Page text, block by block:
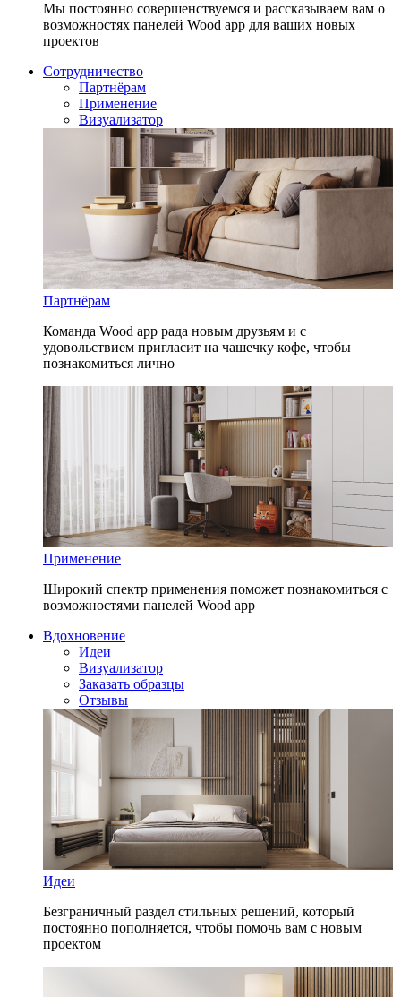
Мы постоянно совершенствуемся и рассказываем вам о
возможностях панелей Wood app для ваших новых
проектов
Сотрудничество
Партнёрам
Применение
Визуализатор
Партнёрам
Команда Wood app рада новым друзьям и с
удовольствием пригласит на чашечку кофе, чтобы
познакомиться лично
Применение
Широкий спектр применения поможет познакомиться с
возможностями панелей Wood app
Вдохновение
Идеи
Визуализатор
Заказать образцы
Отзывы
Идеи
Безграничный раздел стильных решений, который
постоянно пополняется, чтобы помочь вам с новым
проектом